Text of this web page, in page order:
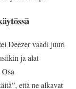
Deezer vaadi juuri
ja alat
että ne alkavat